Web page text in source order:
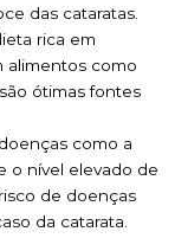
das cataratas.
rica em
alimentos como
ótimas fontes
como a
o nível elevado de
de doenças
da catarata.